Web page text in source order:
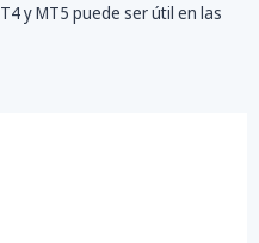
y MT5 puede ser útil en las